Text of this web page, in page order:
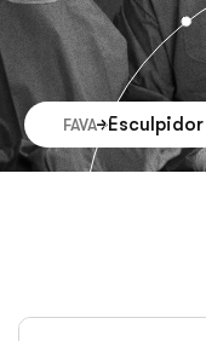
FAVA Esculpidor